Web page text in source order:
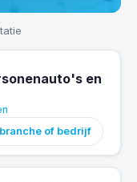
en
of bedrijf